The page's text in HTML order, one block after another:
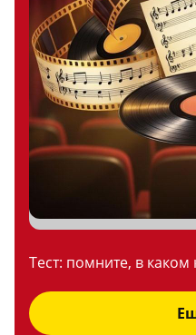
Тест: помните, в каком